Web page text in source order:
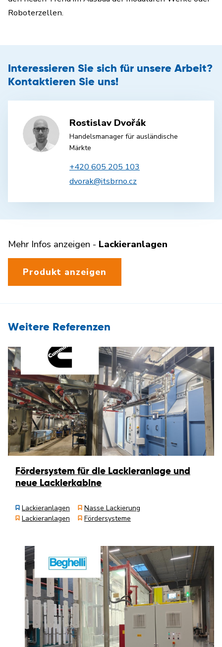
Roboterzellen.
Interessieren Sie sich für unsere Arbeit?
Kontaktieren Sie uns!
Rostislav Dvořák
Handelsmanager für ausländische
Märkte
+420 605 205 103
dvorak@itsbrno.cz
Mehr Infos anzeigen - Lackieranlagen
Produkt anzeigen
Weitere Referenzen
Fördersystem für die Lackieranlage und
neue Lackierkabine
Lackieranlagen
Nasse Lackierung
Lackieranlagen
Fördersysteme